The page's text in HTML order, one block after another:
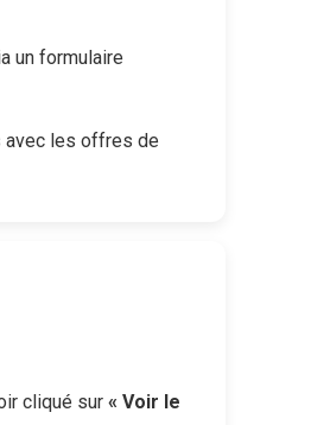
un formulaire
avec les offres de
cliqué sur « Voir le